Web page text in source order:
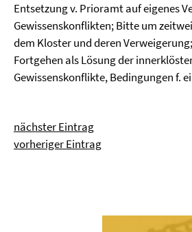
Entsetzung v. Prioramt auf eigenes
Gewissenskonflikten; Bitte um
dem Kloster und deren
Fortgehen als Lösung der
Gewissenskonflikte, Bedingungen f.
nächster Eintrag
vorheriger Eintrag